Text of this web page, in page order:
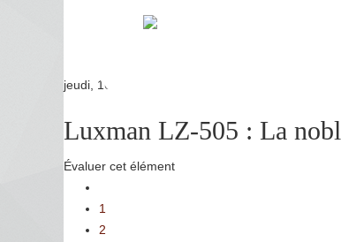
jeudi, 16 octobre 2025 06:07
Luxman LZ-505 : La
Évaluer cet élément
1
2